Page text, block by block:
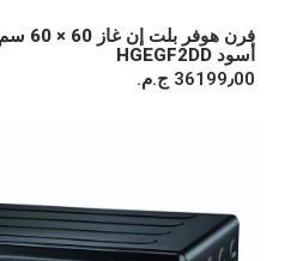
أسود HGEGF2DD
36199٫00 ج.م.‏